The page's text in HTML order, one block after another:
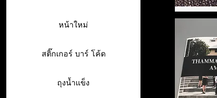
หน้าใหม่
สติ๊กเกอร์ บาร์ โค้ด
ถุงน้ำแข็ง